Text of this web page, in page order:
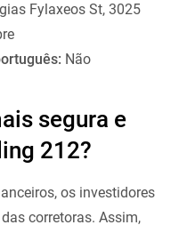
Fylaxeos St, 3025
Não
segura e
212?
os investidores
corretoras. Assim,